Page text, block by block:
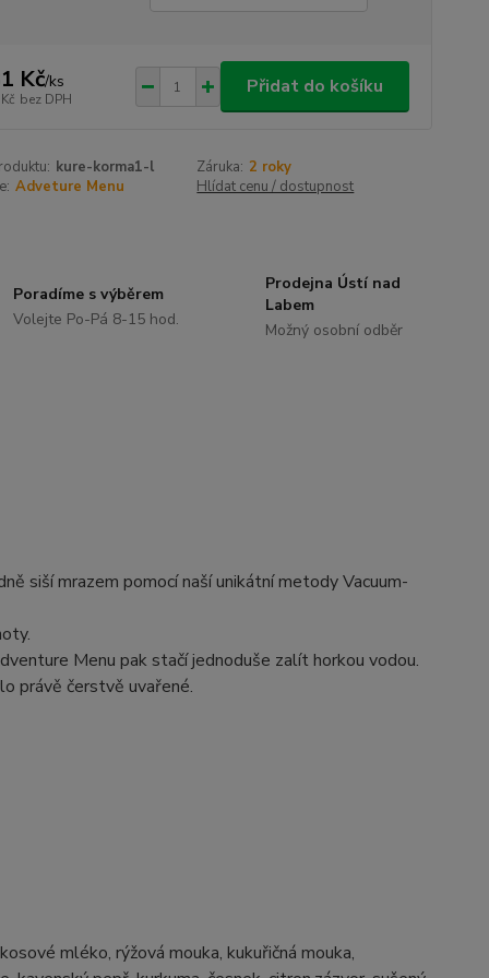
Kč/ks
bez DPH
Přidat do košíku
kure-korma1-l Záruka: 2 roky
Adveture Menu Hlídat cenu / dostupnost
Poradíme s výběrem
Volejte Po-Pá 8-15 hod.
Prodejna Ústí nad
Labem
Možný osobní odběr
siší mrazem pomocí naší unikátní metody Vacuum-
Menu pak stačí jednoduše zalít horkou vodou.
právě čerstvě uvařené.
mléko, rýžová mouka, kukuřičná mouka,